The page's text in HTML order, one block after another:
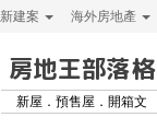
新建案 海外房地產
房地王部落格
新屋．預售屋．開箱文